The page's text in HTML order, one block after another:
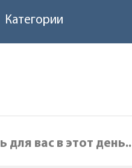
Категории
для вас в этот день..